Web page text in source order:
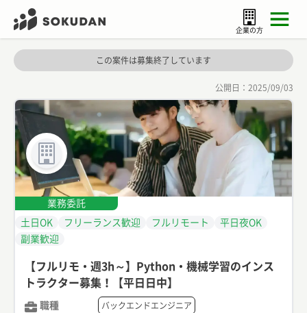
企業の方
この案件は募集終了しています
公開日： 2025/09/03
業務委託
土日OK
フリーランス歓迎 フルリモート
平日夜OK
副業歓迎
【フルリモ・週3h～】Python・機械学習のインス
トラクター募集！【平日日中】
職種 バックエンドエンジニア